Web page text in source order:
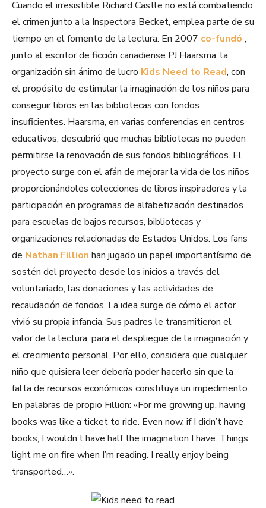
Cuando el irresistible Richard Castle no está combatiendo
el crimen junto a la Inspectora Becket, emplea parte de su
tiempo en el fomento de la lectura. En 2007 co-fundó ,
junto al escritor de ficción canadiense PJ Haarsma, la
organización sin ánimo de lucro Kids Need to Read, con
el propósito de estimular la imaginación de los niños para
conseguir libros en las bibliotecas con fondos
insuficientes. Haarsma, en varias conferencias en centros
educativos, descubrió que muchas bibliotecas no pueden
permitirse la renovación de sus fondos bibliográficos. El
proyecto surge con el afán de mejorar la vida de los niños
proporcionándoles colecciones de libros inspiradores y la
participación en programas de alfabetización destinados
para escuelas de bajos recursos, bibliotecas y
organizaciones relacionadas de Estados Unidos. Los fans
de Nathan Fillion han jugado un papel importantísimo de
sostén del proyecto desde los inicios a través del
voluntariado, las donaciones y las actividades de
recaudación de fondos. La idea surge de cómo el actor
vivió su propia infancia. Sus padres le transmitieron el
valor de la lectura, para el despliegue de la imaginación y
el crecimiento personal. Por ello, considera que cualquier
niño que quisiera leer debería poder hacerlo sin que la
falta de recursos económicos constituya un impedimento.
En palabras de propio Fillion: «For me growing up, having
books was like a ticket to ride. Even now, if I didn’t have
books, I wouldn’t have half the imagination I have. Things
light me on fire when I’m reading. I really enjoy being
transported…».